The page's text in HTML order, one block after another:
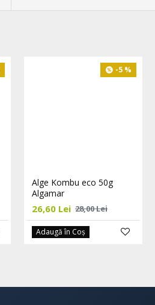
-5 %
Alge Kombu eco 50g
Algamar
26,60 Lei 28,00 Lei
Adaugă în Coş